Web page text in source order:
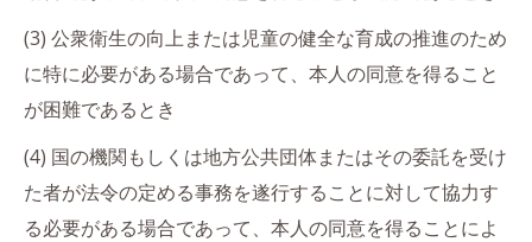
(3) 公衆衛生の向上または児童の健全な育成の推進のため
に特に必要がある場合であって、本人の同意を得ること
が困難であるとき
(4) 国の機関もしくは地方公共団体またはその委託を受け
た者が法令の定める事務を遂行することに対して協力す
る必要がある場合であって、本人の同意を得ることによ